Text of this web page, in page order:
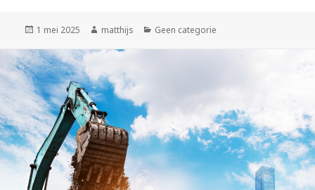
Geplaatst
1 mei 2025 Auteur
matthijs Categorieën
Geen categorie